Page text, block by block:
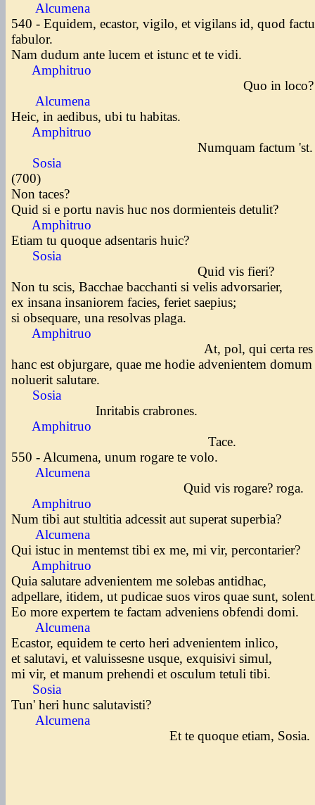
Alcumena
540 - Equidem, ecastor, vigilo, et vigilans id, quod
fabulor.
Nam dudum ante lucem et istunc et te vidi.
Amphitruo
Quo in
Alcumena
Heic, in aedibus, ubi tu habitas.
Amphitruo
Numquam factum
Sosia
Non taces?
Quid si e portu navis huc nos dormienteis detulit?
Amphitruo
Etiam tu quoque adsentaris huic?
Sosia
Quid vis fieri?
Non tu scis, Bacchae bacchanti si velis advorsarier,
ex insana insaniorem facies, feriet saepius;
si obsequare, una resolvas plaga.
Amphitruo
At, pol, qui certa
hanc est objurgare, quae me hodie advenientem domum
noluerit salutare.
Sosia
Inritabis crabrones.
Amphitruo
Tace.
550 - Alcumena, unum rogare te volo.
Alcumena
Quid vis rogare? roga.
Amphitruo
Num tibi aut stultitia adcessit aut superat superbia?
Alcumena
Qui istuc in mentemst tibi ex me, mi vir, percontarier?
Amphitruo
Quia salutare advenientem me solebas antidhac,
adpellare, itidem, ut pudicae suos viros quae sunt,
Eo more expertem te factam adveniens obfendi domi.
Alcumena
Ecastor, equidem te certo heri advenientem inlico,
et salutavi, et valuissesne usque, exquisivi simul,
mi vir, et manum prehendi et osculum tetuli tibi.
Sosia
Tun' heri hunc salutavisti?
Alcumena
Et te quoque etiam, Sosia.